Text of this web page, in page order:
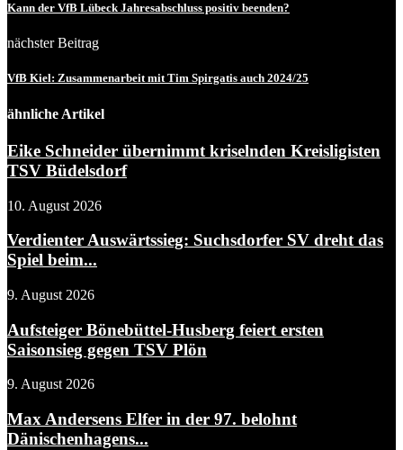
Kann der VfB Lübeck Jahresabschluss positiv beenden?
nächster Beitrag
VfB Kiel: Zusammenarbeit mit Tim Spirgatis auch 2024/25
ähnliche Artikel
Eike Schneider übernimmt kriselnden Kreisligisten
TSV Büdelsdorf
10. August 2026
Verdienter Auswärtssieg: Suchsdorfer SV dreht das
Spiel beim...
9. August 2026
Aufsteiger Bönebüttel-Husberg feiert ersten
Saisonsieg gegen TSV Plön
9. August 2026
Max Andersens Elfer in der 97. belohnt
Dänischenhagens...